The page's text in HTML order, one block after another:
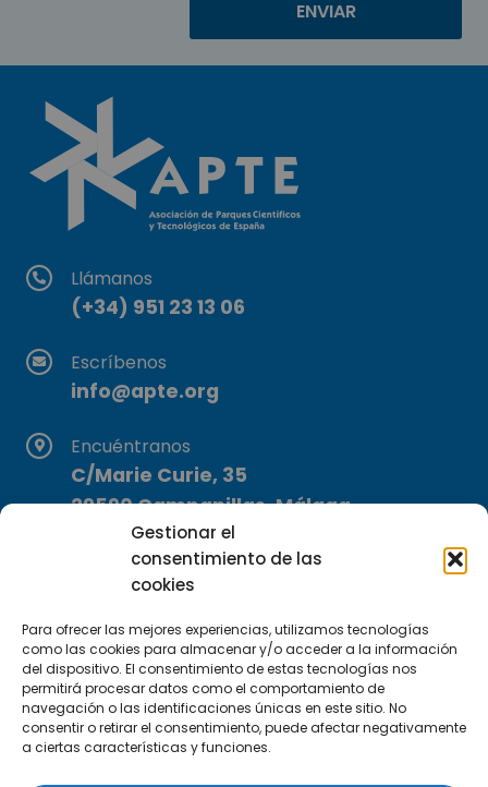
Gestionar el
consentimiento de las
cookies
Para ofrecer las mejores experiencias, utilizamos tecnologías
como las cookies para almacenar y/o acceder a la información
del dispositivo. El consentimiento de estas tecnologías nos
permitirá procesar datos como el comportamiento de
navegación o las identificaciones únicas en este sitio. No
consentir o retirar el consentimiento, puede afectar negativamente
a ciertas características y funciones.
Llámanos
(+34) 951 23 13 06
Escríbenos
info@apte.org
Encuéntranos
C/Marie Curie, 35
29590 Campanillas, Málaga
Suscríbete a nuestra Newsletter
SUSCRÍBETE AQUÍ